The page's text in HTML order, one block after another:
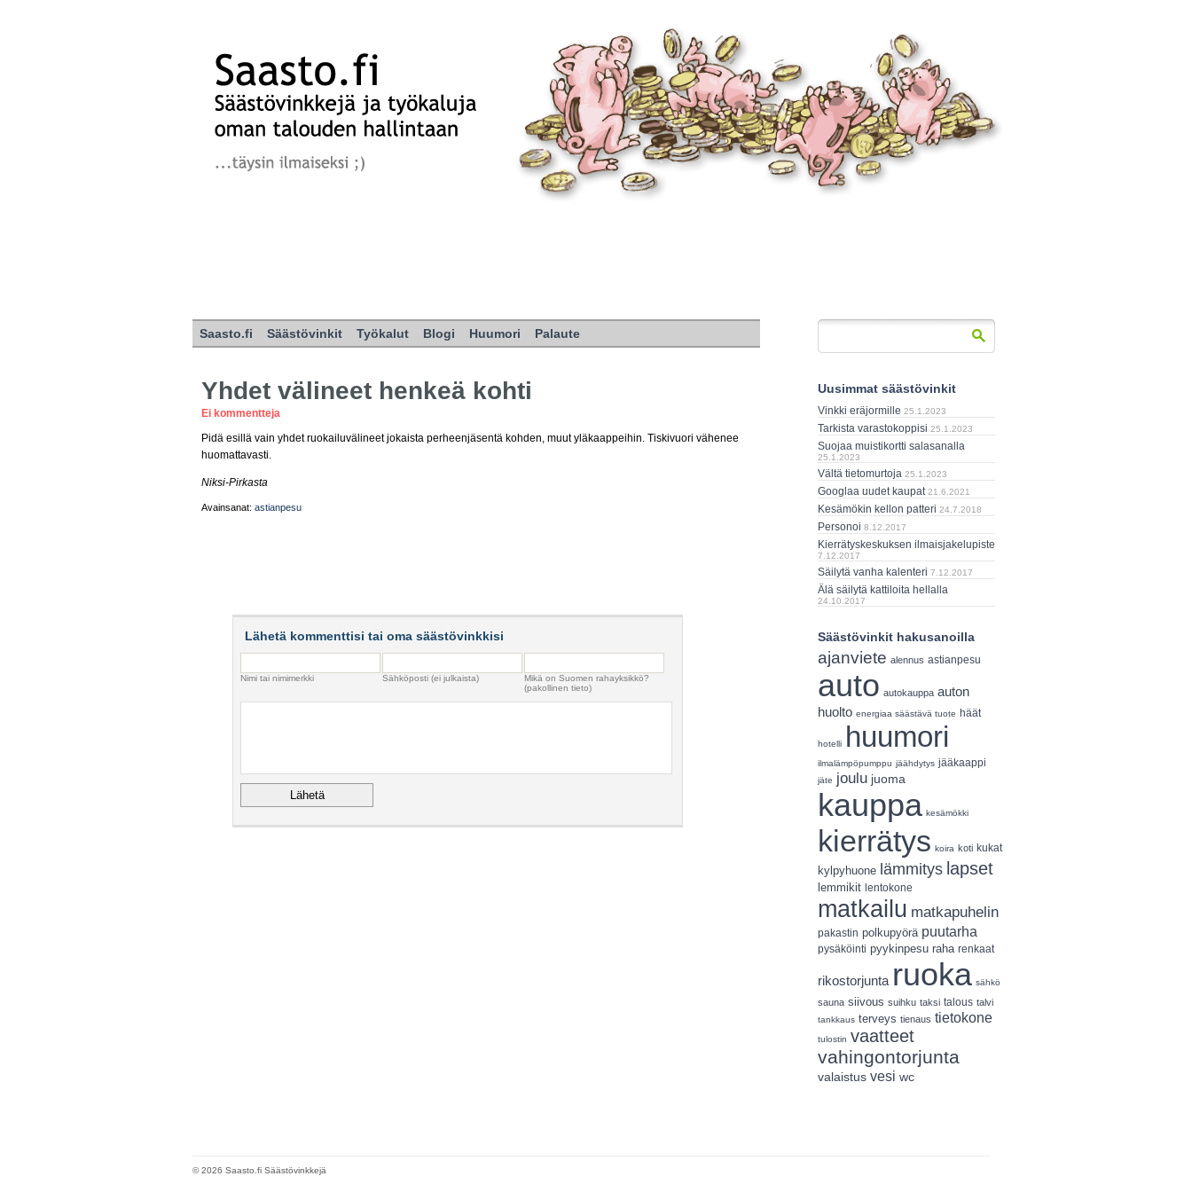
Saasto.fi Säästövinkit Työkalut Blogi Huumori Palaute
Yhdet välineet henkeä kohti
Ei kommentteja
Pidä esillä vain yhdet ruokailuvälineet jokaista perheenjäsentä kohden, muut yläkaappeihin. Tiskivuori vähenee
huomattavasti.
Niksi-Pirkasta
Avainsanat: astianpesu
Lähetä kommenttisi tai oma säästövinkkisi
Nimi tai nimimerkki Sähköposti (ei julkaista)
Mikä on Suomen rahayksikkö?
(pakollinen tieto)
Uusimmat säästövinkit
Vinkki eräjormille 25.1.2023
Tarkista varastokoppisi 25.1.2023
Suojaa muistikortti salasanalla
25.1.2023
Vältä tietomurtoja 25.1.2023
Googlaa uudet kaupat 21.6.2021
Kesämökin kellon patteri 24.7.2018
Personoi 8.12.2017
Kierrätyskeskuksen ilmaisjakelupiste
7.12.2017
Säilytä vanha kalenteri 7.12.2017
Älä säilytä kattiloita hellalla
24.10.2017
Säästövinkit hakusanoilla
ajanviete alennus astianpesu
auto autokauppa auton
huolto energiaa säästävä tuote häät
hotelli huumori
ilmalämpöpumppu jäähdytys jääkaappi
jäte joulu juoma
kauppa kesämökki
kierrätys koira koti kukat
kylpyhuone lämmitys lapset
lemmikit lentokone
matkailu matkapuhelin
pakastin polkupyörä puutarha
pysäköinti pyykinpesu raha renkaat
rikostorjunta ruoka sähkö
sauna siivous suihku taksi talous talvi
tankkaus terveys tienaus tietokone
tulostin vaatteet
vahingontorjunta
valaistus vesi wc
© 2026 Saasto.fi Säästövinkkejä